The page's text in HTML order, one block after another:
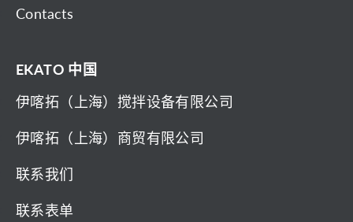
Contacts
EKATO 中国
伊喀拓（上海）搅拌设备有限公司
伊喀拓（上海）商贸有限公司
联系我们
联系表单